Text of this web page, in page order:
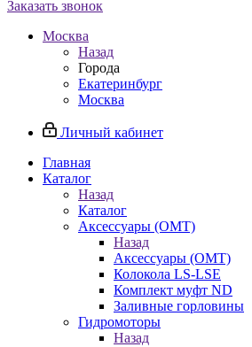
Заказать звонок
Москва
Назад
Города
Екатеринбург
Москва
Личный кабинет
Главная
Каталог
Назад
Каталог
Аксессуары (OMT)
Назад
Аксессуары (OMT)
Колокола LS-LSE
Комплект муфт ND
Заливные горловины
Гидромоторы
Назад